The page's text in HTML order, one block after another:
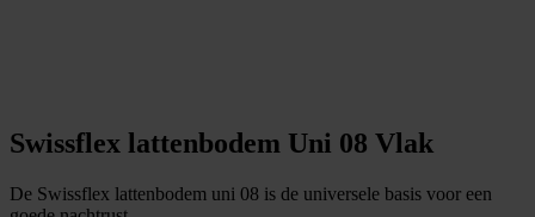
Swissflex lattenbodem Uni 08 Vlak
De Swissflex lattenbodem uni 08 is de universele basis voor een